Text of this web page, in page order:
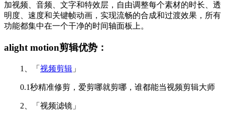
加视频、音频、文字和特效层，自由调整每个素材的时长、透
明度、速度和关键帧动画，实现流畅的合成和过渡效果，所有
功能都集中在一个干净的时间轴面板上。
alight motion剪辑优势：
1、「 视频剪辑 」
0.1秒精准修剪，爱剪哪就剪哪，谁都能当视频剪辑大师
2、「视频滤镜」